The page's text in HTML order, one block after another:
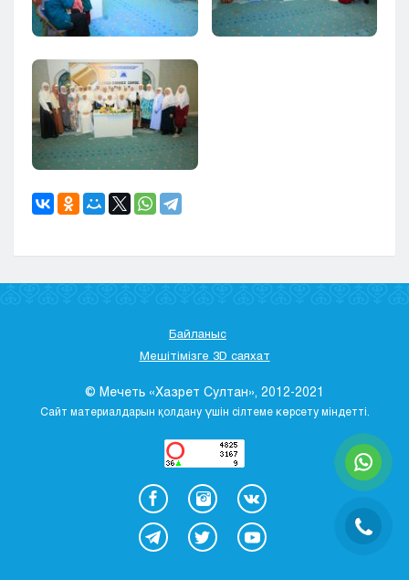
Байланыс
Мешітімізге 3D саяхат
© Мечеть «Хазрет Султан», 2012-2021
Сайт материалдарын қолдану үшін сілтеме көрсету міндетті.